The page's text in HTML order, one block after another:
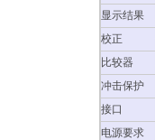
显示结果
校正
比较器
冲击保护
接口
电源要求